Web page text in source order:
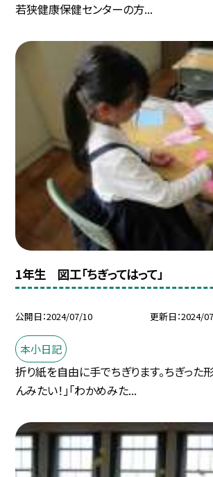
若狭健康保健センターの方...
1年生 図工「ちぎってはって」
公開日 2024/07/10 更新日 2024/
本小日記
折り紙を自由に手でちぎります。ちぎった
んみたい！」「わかめみた...